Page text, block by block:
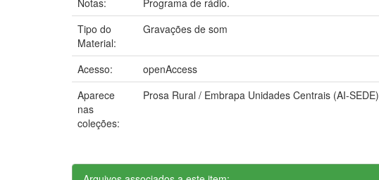
Tipo do
Material:
Gravações de som
Acesso:
openAccess
Aparece
nas
coleções:
Prosa Rural / Embrapa Unidades Centrais (AI-SEDE)